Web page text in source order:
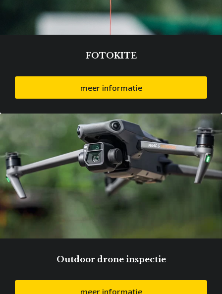
FOTOKITE
meer informatie
Outdoor drone inspectie
meer informatie